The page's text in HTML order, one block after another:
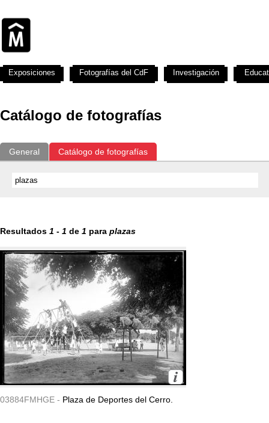
Catálogo de fotografías
General Catálogo de fotografías
Resultados 1 - 1 de 1 para plazas
03884FMHGE - Plaza de Deportes del Cerro.
Exposiciones Fotografías del CdF Investigación